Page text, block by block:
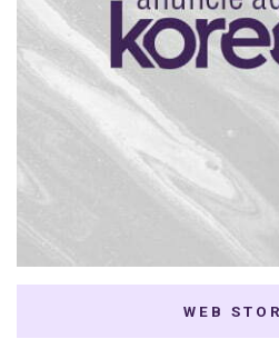
WEB
7 K-dramas Enemies
to Lovers